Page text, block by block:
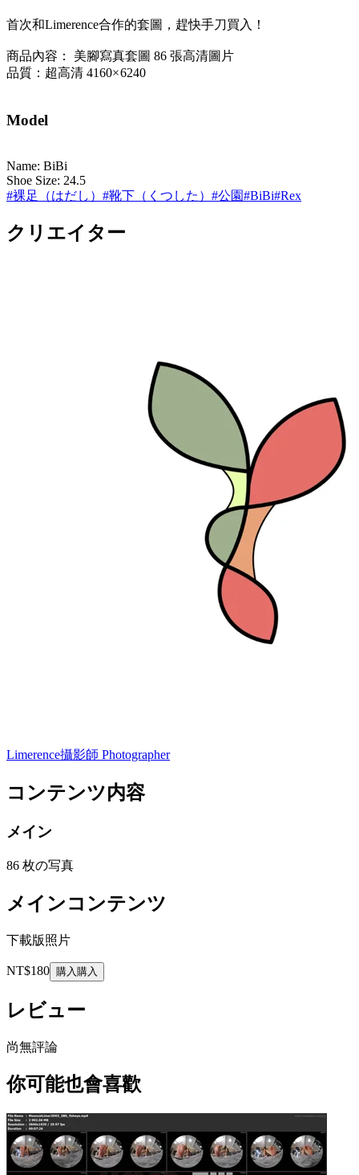
首次和Limerence合作的套圖，趕快手刀買入！
商品內容： 美腳寫真套圖 86 張高清圖片
品質：超高清 4160× 6240
Model
Name: BiBi
Shoe Size: 24.5
#裸足（はだし） #靴下（くつした） #公園#BiBi#Rex
クリエイター
Limerence攝影師 Photographer
コンテンツ内容
メイン
86 枚の写真
メインコンテンツ
下載版照片
NT$180 購入 購入
レビュー
尚無評論
你可能也會喜歡